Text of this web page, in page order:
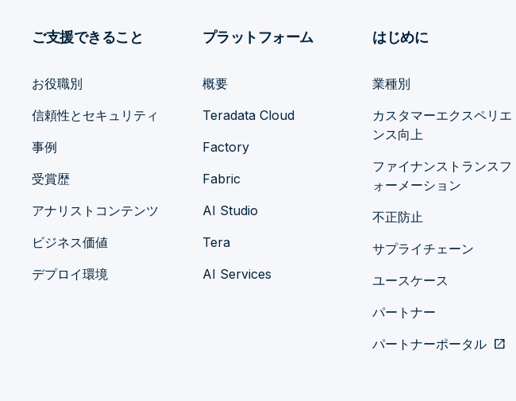
ご支援できること
お役職別
信頼性とセキュリティ
事例
受賞歴
アナリストコンテンツ
ビジネス価値
デプロイ環境
プラットフォーム
概要
Teradata Cloud
Factory
Fabric
AI Studio
Tera
AI Services
はじめに
業種別
カスタマーエクスペリエ
ンス向上
ファイナンストランスフ
ォーメーション
不正防止
サプライチェーン
ユースケース
パートナー
パートナーポータル open_in_new